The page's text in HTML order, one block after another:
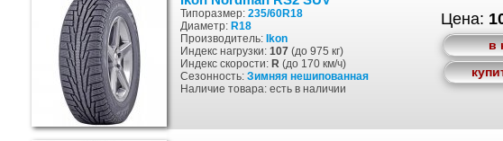
Типоразмер: 235/60R18
Диаметр: R18
Производитель: Ikon
Индекс нагрузки: 107 (до 975 кг)
Индекс скорости: R (до 170 км/ч)
Сезонность: Зимняя нешипованная
Наличие товара: есть в наличии
Цена:
в